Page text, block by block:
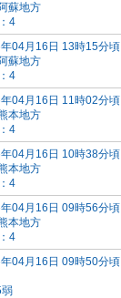
蘇地方
4
04月16日 13時15分頃
蘇地方
4
04月16日 11時02分頃
本地方
4
04月16日 10時38分頃
本地方
4
04月16日 09時56分頃
本地方
4
04月16日 09時50分頃